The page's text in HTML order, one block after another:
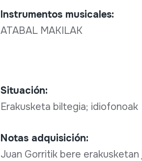
Instrumentos musicales:
ATABAL MAKILAK
Situación:
Erakusketa biltegia; idiofonoak
Notas adquisición:
Juan Gorritik bere